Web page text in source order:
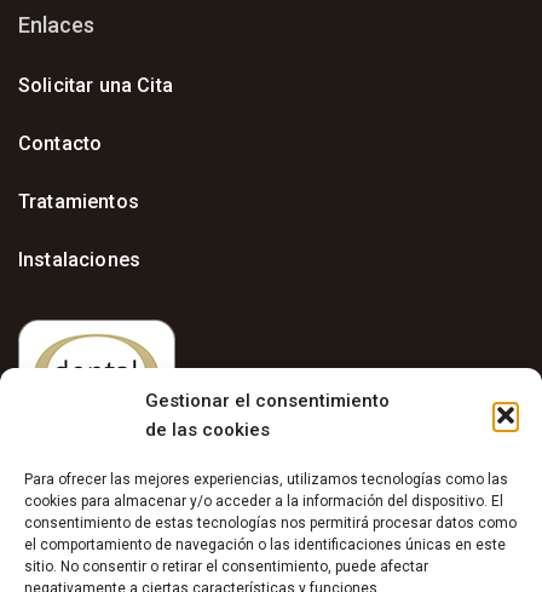
Gestionar el consentimiento
de las cookies
Para ofrecer las mejores experiencias, utilizamos tecnologías como las
cookies para almacenar y/o acceder a la información del dispositivo. El
consentimiento de estas tecnologías nos permitirá procesar datos como
el comportamiento de navegación o las identificaciones únicas en este
sitio. No consentir o retirar el consentimiento, puede afectar
negativamente a ciertas características y funciones.
Enlaces
Solicitar una Cita
Contacto
Tratamientos
Instalaciones
Aviso Legal